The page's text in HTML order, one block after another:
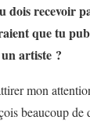
dois recevoir
que tu
artiste ?
mon
beaucoup de